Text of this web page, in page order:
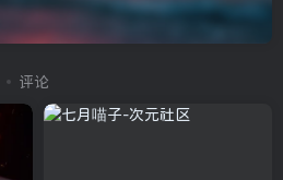
评论